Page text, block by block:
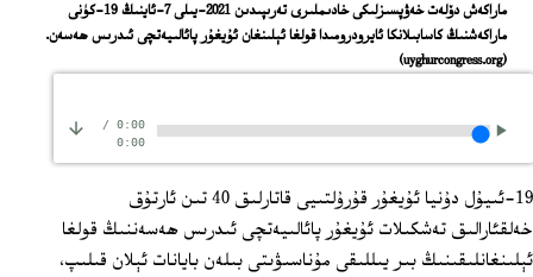
ماراكەش دۆلەت خەۋپسىزلىكى خادىملىرى تەرىپىدىن 2021-يىلى 7-ئاينىڭ 19-كۈنى
ماراكەشنىڭ كاسابىلانكا ئايرودرومىدا قولغا ئېلىنغان ئۇيغۇر پائالىيەتچى ئىدرىس ھەسەن.
(uyghurcongress.org)
0:00
/
0:00
19-ئىيۇل دۇنيا ئۇيغۇر قۇرۇلتىيى قاتارلىق 40 تىن ئارتۇق
خەلقئارالىق تەشكىلات ئۇيغۇر پائالىيەتچى ئىدرىس ھەسەننىڭ قولغا
ئېلىنغانلىقىنىڭ بىر يىللىقى مۇناسىۋىتى بىلەن بايانات ئېلان قىلىپ،